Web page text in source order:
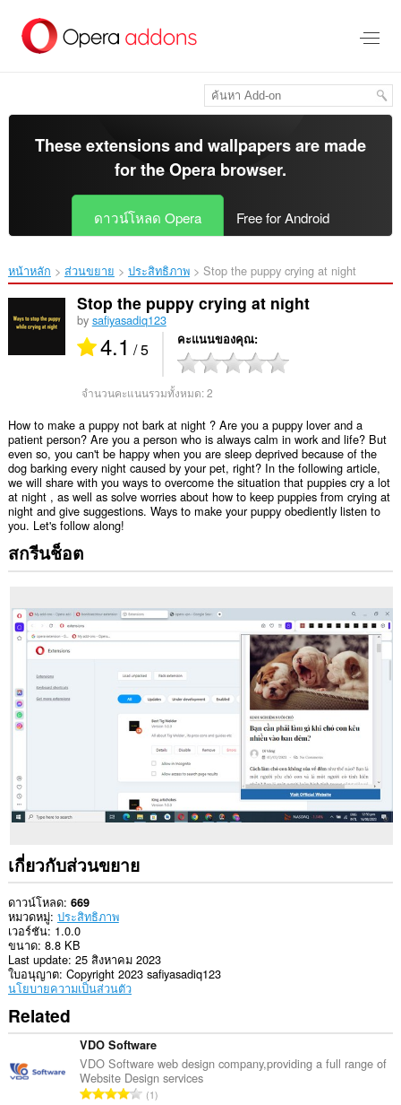
These extensions and wallpapers are made
for theOpera browser.
ดาวน์โหลด Opera Free for Android
หน้าหลัก ส่วนขยาย ประสิทธิภาพ Stop the puppy crying at night‎
Stop the puppy crying at night
by safiyasadiq123
4.1 / 5 คะแนนของคุณ
จำนวนคะแนนรวมทั้งหมด:2
How to make a puppy not bark at night ? Are you a puppy lover and a
patient person? Are you a person who is always calm in work and life? But
even so, you can't be happy when you are sleep deprived because of the
dog barking every night caused by your pet, right? In the following article,
we will share with you ways to overcome the situation that puppies cry a lot
at night , as well as solve worries about how to keep puppies from crying at
night and give suggestions. Ways to make your puppy obediently listen to
you. Let's follow along!
สกรีนช็อต
เกี่ยวกับส่วนขยาย
ดาวน์โหลด 669
หมวดหมู่ ประสิทธิภาพ
เวอร์ชัน 1.0.0
ขนาด 8.8 KB
Last update 25 สิงหาคม 2023
ใบอนุญาต Copyright 2023 safiyasadiq123
นโยบายความเป็นส่วนตัว
Related
VDO Software
VDO Software web design company,providing a full range of
Website Design services
จำ
1